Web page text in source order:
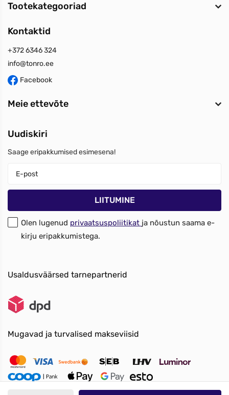
Tootekategooriad
Kontaktid
+372 6346 324
info@tonro.ee
Facebook
Meie ettevõte
Uudiskiri
Saage eripakkumised esimesena!
Olen lugenud privaatsuspoliitikat ja nõustun saama e-
kirju eripakkumistega.
Usaldusväärsed tarnepartnerid
Mugavad ja turvalised makseviisid